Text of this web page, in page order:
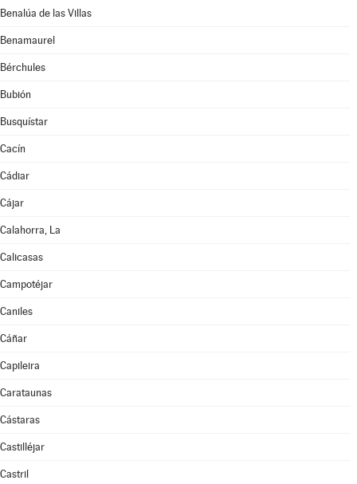
Benalúa de las Villas
Benamaurel
Bérchules
Bubión
Busquístar
Cacín
Cádiar
Cájar
Calahorra, La
Calicasas
Campotéjar
Caniles
Cáñar
Capileira
Carataunas
Cástaras
Castilléjar
Castril